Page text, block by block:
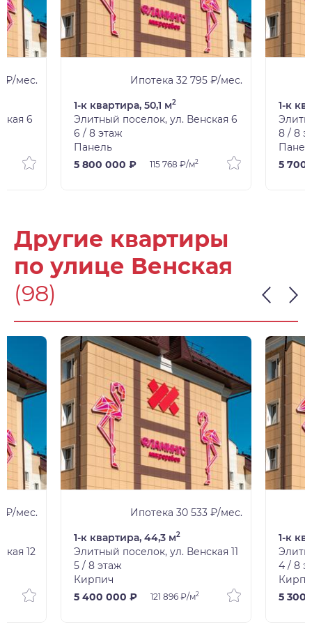
₽/мес.
6
Ипотека 32 795 ₽/мес.
1-к квартира, 50,1 м2
Элитный поселок, ул. Венская 6
6 / 8 этаж
Панель
5 800 000 ₽
115 768 ₽/м2
1-к
8 / 8
5 700
Другие квартиры
по улице Венская
(98)
₽/мес.
12
Ипотека 30 533 ₽/мес.
1-к квартира, 44,3 м2
Элитный поселок, ул. Венская 11
5 / 8 этаж
Кирпич
5 400 000 ₽
121 896 ₽/м2
1-к
4 / 8
5 300